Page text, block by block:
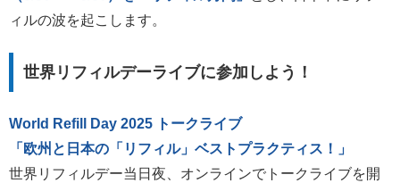
ィルの波を起こします。
世界リフィルデーライブに参加しよう！
World Refill Day 2025 トークライブ
「欧州と日本の「リフィル」ベストプラクティス！」
世界リフィルデー当日夜、オンラインでトークライブを開